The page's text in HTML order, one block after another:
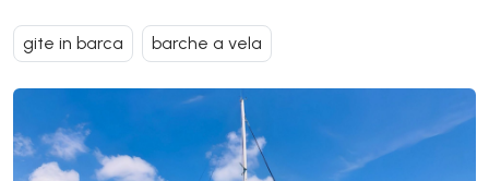
gite in barca barche a vela